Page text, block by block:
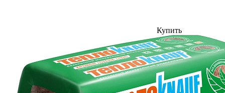
Купить